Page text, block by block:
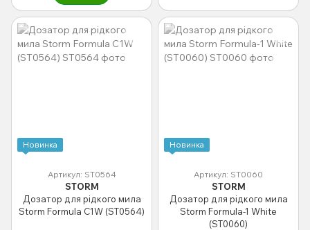
Новинка
Артикул: ST0564
STORM
Дозатор для рідкого мила
Storm Formula C1W (ST0564)
Новинка
Артикул: ST0060
STORM
Дозатор для рідкого мила
Storm Formula-1 White
(ST0060)